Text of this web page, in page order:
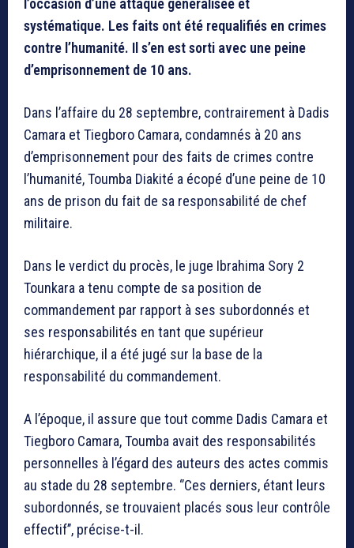
l’occasion d’une attaque généralisée et
systématique. Les faits ont été requalifiés en crimes
contre l’humanité. Il s’en est sorti avec une peine
d’emprisonnement de 10 ans.
Dans l’affaire du 28 septembre, contrairement à Dadis
Camara et Tiegboro Camara, condamnés à 20 ans
d’emprisonnement pour des faits de crimes contre
l’humanité, Toumba Diakité a écopé d’une peine de 10
ans de prison du fait de sa responsabilité de chef
militaire.
Dans le verdict du procès, le juge Ibrahima Sory 2
Tounkara a tenu compte de sa position de
commandement par rapport à ses subordonnés et
ses responsabilités en tant que supérieur
hiérarchique, il a été jugé sur la base de la
responsabilité du commandement.
A l’époque, il assure que tout comme Dadis Camara et
Tiegboro Camara, Toumba avait des responsabilités
personnelles à l’égard des auteurs des actes commis
au stade du 28 septembre. ‘’Ces derniers, étant leurs
subordonnés, se trouvaient placés sous leur contrôle
effectif’’, précise-t-il.